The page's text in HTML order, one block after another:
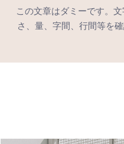
この文章はダミーです。
さ、量、字間、行間等を